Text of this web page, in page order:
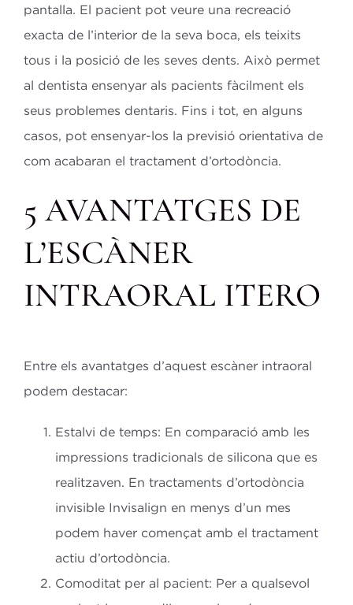
pantalla. El pacient pot veure una recreació
exacta de l’interior de la seva boca, els teixits
tous i la posició de les seves dents. Això permet
al dentista ensenyar als pacients fàcilment els
seus problemes dentaris. Fins i tot, en alguns
casos, pot ensenyar-los la previsió orientativa de
com acabaran el tractament d’ortodòncia.
5 AVANTATGES DE
L’ESCÀNER
INTRAORAL ITERO
Entre els avantatges d’aquest escàner intraoral
podem destacar:
Estalvi de temps: En comparació amb les
impressions tradicionals de silicona que es
realitzaven. En tractaments d’ortodòncia
invisible Invisalign en menys d’un mes
podem haver començat amb el tractament
actiu d’ortodòncia.
Comoditat per al pacient: Per a qualsevol